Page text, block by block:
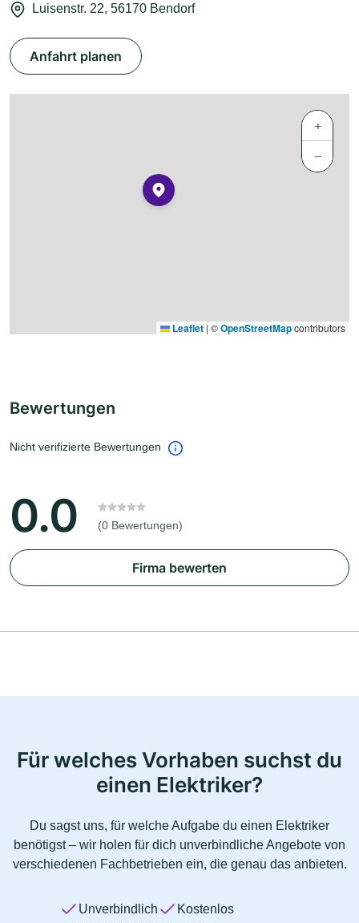
Luisenstr. 22, 56170 Bendorf
Anfahrt planen
+
−
Leaflet | ©OpenStreetMapcontributors
Bewertungen
Nicht verifizierte Bewertungen
0.0 (0 Bewertungen)
Firma bewerten
Für welches Vorhaben suchst du
einen Elektriker?
Du sagst uns, für welche Aufgabe du einen Elektriker
benötigst – wir holen für dich unverbindliche Angebote von
verschiedenen Fachbetrieben ein, die genau das anbieten.
Unverbindlich
Kostenlos